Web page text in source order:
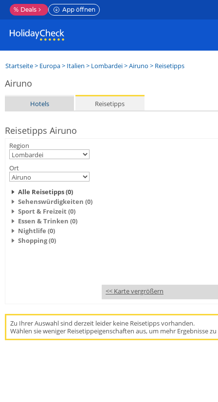
% Deals App öffnen
Startseite> Europa> Italien > Lombardei>Airuno > Reisetipps
Airuno
Hotels Reisetipps
Reisetipps Airuno
Region
Ort
Alle Reisetipps (0)
Sehenswürdigkeiten (0)
Sport & Freizeit (0)
Essen & Trinken (0)
Nightlife (0)
Shopping (0)
<< Karte vergrößern
Zu Ihrer Auswahl sind derzeit leider keine Reisetipps vorhanden.
Wählen sie weniger Reisetippeigenschaften aus, um mehr Ergebnisse